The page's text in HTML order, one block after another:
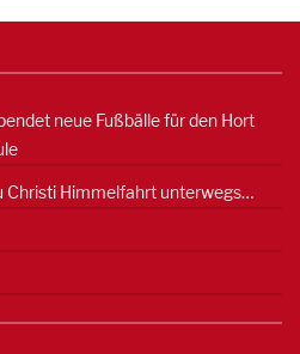
neue Fußbälle für den Hort
Christi Himmelfahrt unterwegs…